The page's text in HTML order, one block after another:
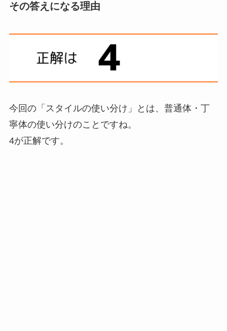
その答えになる理由
今回の「スタイルの使い分け」とは、普通体・丁
寧体の使い分けのことですね。
4が正解です。